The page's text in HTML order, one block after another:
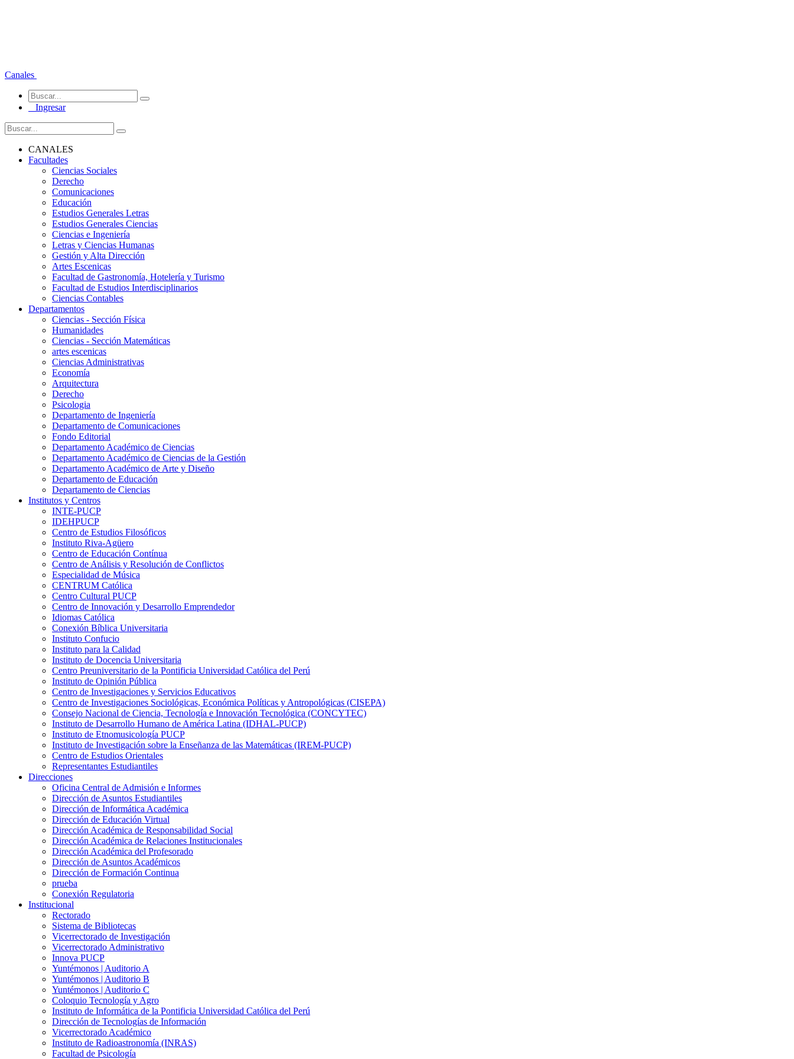
Canales
Ingresar
CANALES
Facultades
Ciencias Sociales
Derecho
Comunicaciones
Educación
Estudios Generales Letras
Estudios Generales Ciencias
Ciencias e Ingeniería
Letras y Ciencias Humanas
Gestión y Alta Dirección
Artes Escenicas
Facultad de Gastronomía, Hotelería y Turismo
Facultad de Estudios Interdisciplinarios
Ciencias Contables
Departamentos
Ciencias - Sección Física
Humanidades
Ciencias - Sección Matemáticas
artes escenicas
Ciencias Administrativas
Economía
Arquitectura
Derecho
Psicologia
Departamento de Ingeniería
Departamento de Comunicaciones
Fondo Editorial
Departamento Académico de Ciencias
Departamento Académico de Ciencias de la Gestión
Departamento Académico de Arte y Diseño
Departamento de Educación
Departamento de Ciencias
Institutos y Centros
INTE-PUCP
IDEHPUCP
Centro de Estudios Filosóficos
Instituto Riva-Agüero
Centro de Educación Contínua
Centro de Análisis y Resolución de Conflictos
Especialidad de Música
CENTRUM Católica
Centro Cultural PUCP
Centro de Innovación y Desarrollo Emprendedor
Idiomas Católica
Conexión Bíblica Universitaria
Instituto Confucio
Instituto para la Calidad
Instituto de Docencia Universitaria
Centro Preuniversitario de la Pontificia Universidad Católica del Perú
Instituto de Opinión Pública
Centro de Investigaciones y Servicios Educativos
Centro de Investigaciones Sociológicas, Económica Políticas y Antropológicas (CISEPA)
Consejo Nacional de Ciencia, Tecnología e Innovación Tecnológica (CONCYTEC)
Instituto de Desarrollo Humano de América Latina (IDHAL-PUCP)
Instituto de Etnomusicología PUCP
Instituto de Investigación sobre la Enseñanza de las Matemáticas (IREM-PUCP)
Centro de Estudios Orientales
Representantes Estudiantiles
Direcciones
Oficina Central de Admisión e Informes
Dirección de Asuntos Estudiantiles
Dirección de Informática Académica
Dirección de Educación Virtual
Dirección Académica de Responsabilidad Social
Dirección Académica de Relaciones Institucionales
Dirección Académica del Profesorado
Dirección de Asuntos Académicos
Dirección de Formación Continua
prueba
Conexión Regulatoria
Institucional
Rectorado
Sistema de Bibliotecas
Vicerrectorado de Investigación
Vicerrectorado Administrativo
Innova PUCP
Yuntémonos | Auditorio A
Yuntémonos | Auditorio B
Yuntémonos | Auditorio C
Coloquio Tecnología y Agro
Instituto de Informática de la Pontificia Universidad Católica del Perú
Dirección de Tecnologías de Información
Vicerrectorado Académico
Instituto de Radioastronomía (INRAS)
Facultad de Psicología